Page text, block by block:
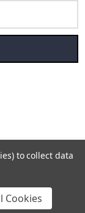
to collect data
Cookies